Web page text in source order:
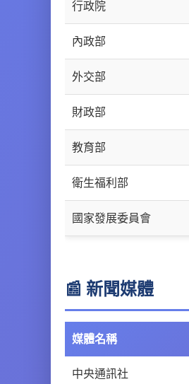
行政院
內政部
外交部
財政部
教育部
衛生福利部
國家發展委員會
📰 新聞媒體
媒體名稱
中央通訊社